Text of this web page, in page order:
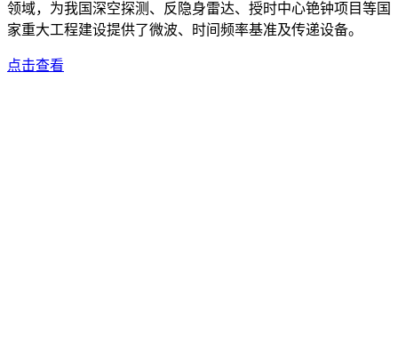
领域，为我国深空探测、反隐身雷达、授时中心铯钟项目等国
家重大工程建设提供了微波、时间频率基准及传递设备。
点击查看